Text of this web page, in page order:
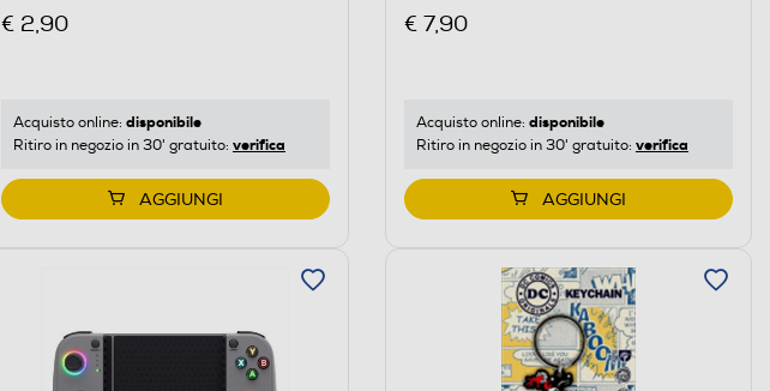
€ 2,90
Acquisto online: disponibile
Ritiro in negozio in 30' gratuito: verifica
AGGIUNGI
€ 7,90
Acquisto online: disponibile
Ritiro in negozio in 30' gratuito: verifica
AGGIUNGI